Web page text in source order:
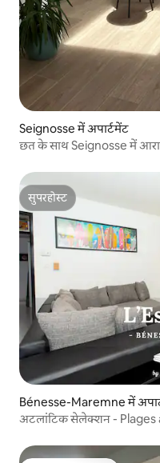
Seignosse में अपार्टमेंट
छत के साथ Seignosse में
सुपरहोस्ट
सुपरहोस्ट
Bénesse-Maremne में
अटलांटिक सेलेक्शन - Plages